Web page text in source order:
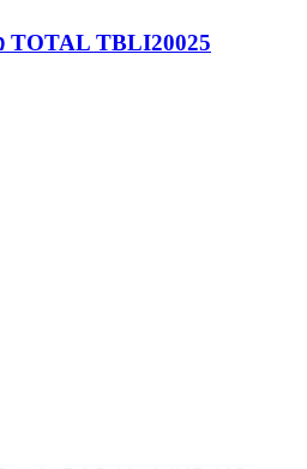
TOTAL TBLI20025